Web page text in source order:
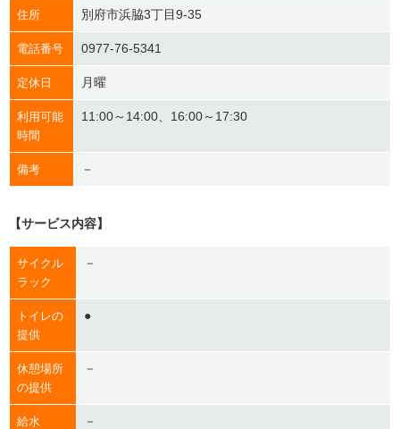
住所 別府市浜脇3丁目9-35
電話番号 0977-76-5341
定休日 月曜
利用可能
時間
11:00～14:00、16:00～17:30
備考 －
【サービス内容】
サイクル
ラック
－
トイレの
提供
●
休憩場所
の提供
－
給水 －